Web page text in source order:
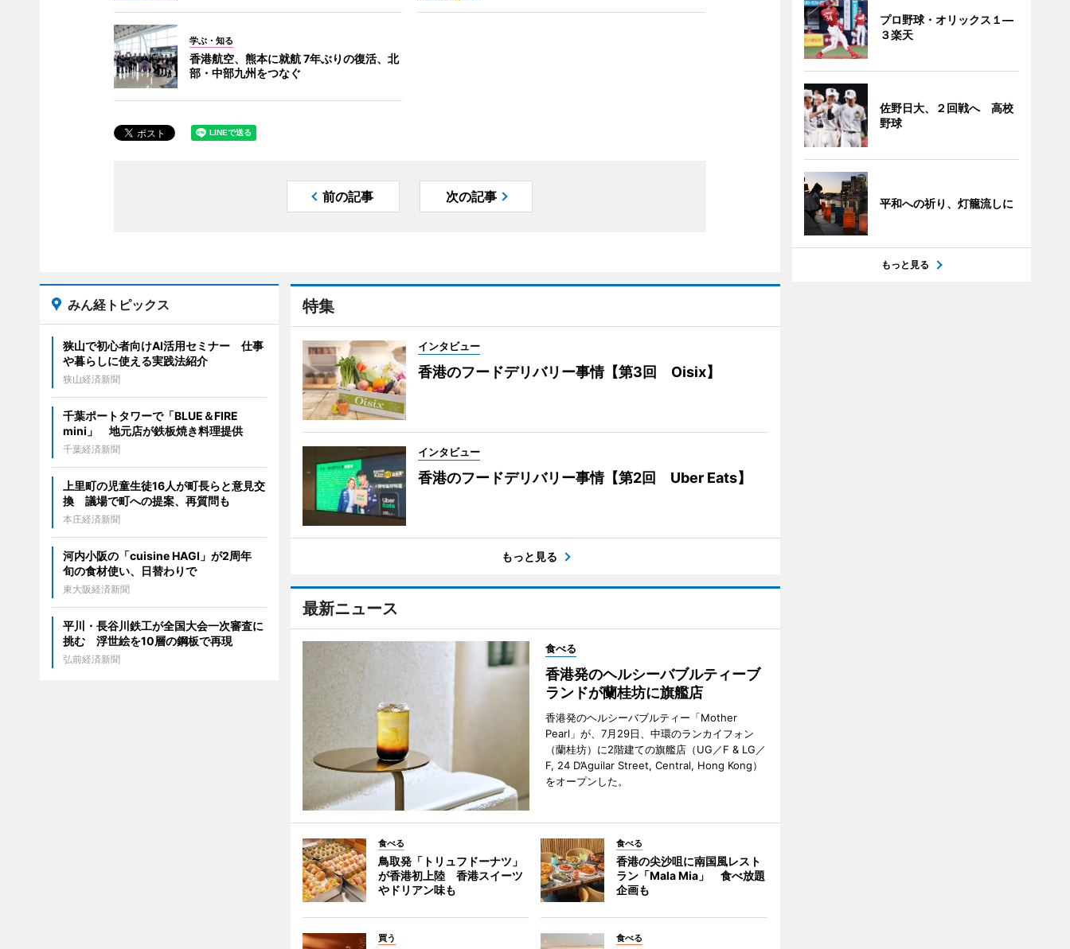
学ぶ・知る
香港航空、熊本に就航 7年ぶりの復活、北
部・中部九州をつなぐ
前の記事 次の記事
特集
インタビュー
香港のフードデリバリー事情【第3回 Oisix】
インタビュー
香港のフードデリバリー事情【第2回 Uber Eats】
もっと見る
最新ニュース
食べる
香港発のヘルシーバブルティーブ
ランドが蘭桂坊に旗艦店
香港発のヘルシーバブルティー「Mother
Pearl」が、7月29日、中環のランカイフォン
（蘭桂坊）に2階建ての旗艦店（UG／F & LG／
F, 24 D’Aguilar Street, Central, Hong Kong）
をオープンした。
食べる
鳥取発「トリュフドーナツ」
が香港初上陸 香港スイーツ
やドリアン味も
食べる
香港の尖沙咀に南国風レスト
ラン「Mala Mia」 食べ放題
企画も
買う 食べる
みん経トピックス
狭山で初心者向けAI活用セミナー 仕事
や暮らしに使える実践法紹介
狭山経済新聞
千葉ポートタワーで「BLUE＆FIRE
mini」 地元店が鉄板焼き料理提供
千葉経済新聞
上里町の児童生徒16人が町長らと意見交
換 議場で町への提案、再質問も
本庄経済新聞
河内小阪の「cuisine HAGI」が2周年
旬の食材使い、日替わりで
東大阪経済新聞
平川・長谷川鉄工が全国大会一次審査に
挑む 浮世絵を10層の鋼板で再現
弘前経済新聞
プロ野球・オリックス１―
３楽天
佐野日大、２回戦へ 高校
野球
平和への祈り、灯籠流しに
もっと見る